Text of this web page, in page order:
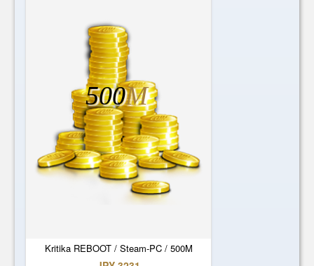
Kritika REBOOT / Steam-PC / 500M
500M